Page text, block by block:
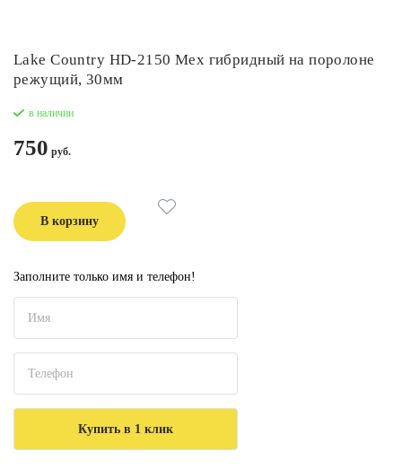
Lake Country HD-2150 Мех гибридный на поролоне
режущий, 30мм
в наличии
750
В корзину
Заполните только имя и телефон!